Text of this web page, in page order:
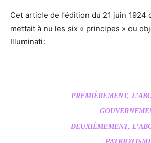
Cet article de l’édition du 21 juin 1924
mettait à nu les six « principes » ou
Illuminati:
PREMIÈREMENT,
DEUXIÈMEMENT,